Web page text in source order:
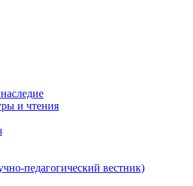
и чтения
педагогический вестник)